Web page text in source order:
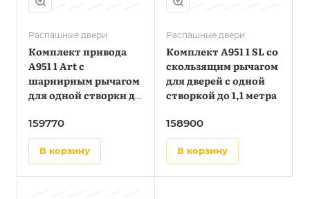
Распашные двери
Комплект привода
А951 1 Art с
шарнирным рычагом
для одной створки до
159770
в корзину
Распашные двери
Комплект А951 1 SL со
скользящим рычагом
для дверей с одной
створкой до 1,1 метра
158900
в корзину